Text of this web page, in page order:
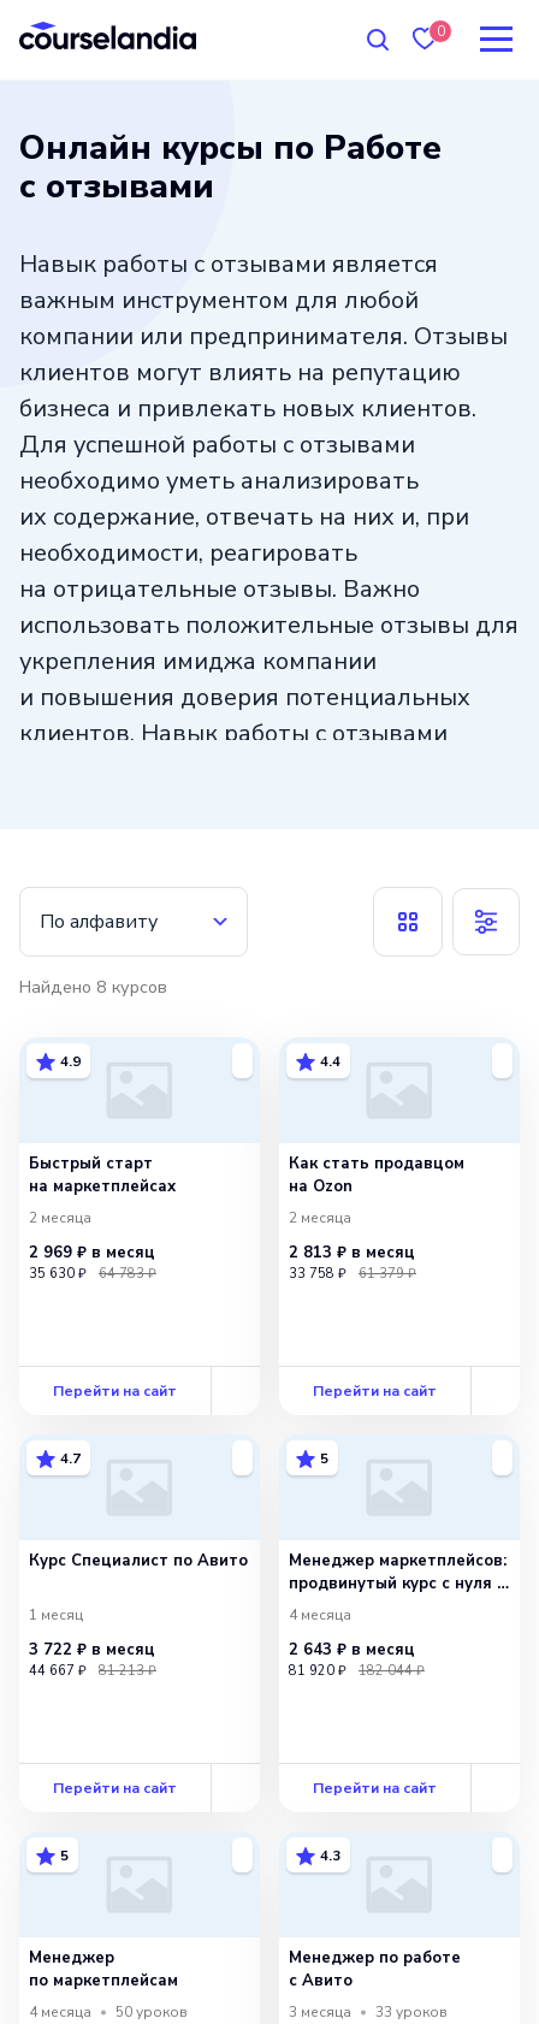
0
Онлайн курсы по Работе
с отзывами
Навык работы с отзывами является
важным инструментом для любой
компании или предпринимателя. Отзывы
клиентов могут влиять на репутацию
бизнеса и привлекать новых клиентов.
Для успешной работы с отзывами
необходимо уметь анализировать
их содержание, отвечать на них и, при
необходимости, реагировать
на отрицательные отзывы. Важно
использовать положительные отзывы для
укрепления имиджа компании
и повышения доверия потенциальных
клиентов. Навык работы с отзывами
улучшения качества продукции или услуг,
поэтому важно уметь извлекать из них
полезную информацию и вносить
По алфавиту
Найдено 8 курсов
4.9
Быстрый старт
на маркетплейсах
2 месяца
2 969 ₽ в месяц
35 630 ₽ 64 783 ₽
Перейти на сайт
4.4
Как стать продавцом
на Ozon
2 месяца
2 813 ₽ в месяц
33 758 ₽ 61 379 ₽
Перейти на сайт
4.7
Курс Специалист по Авито
1 месяц
3 722 ₽ в месяц
44 667 ₽ 81 213 ₽
Перейти на сайт
5
Менеджер маркетплейсов:
продвинутый курс с нуля +
ИИ
4 месяца
2 643 ₽ в месяц
81 920 ₽ 182 044 ₽
Перейти на сайт
5
Менеджер
по маркетплейсам
4 месяца 50уроков
4.3
Менеджер по работе
с Авито
3 месяца 33 уроков